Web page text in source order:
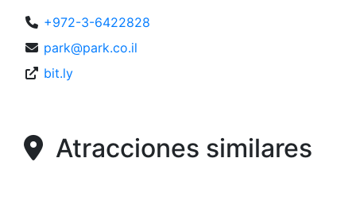
+972-3-6422828
park@park.co.il
bit.ly
Atracciones similares